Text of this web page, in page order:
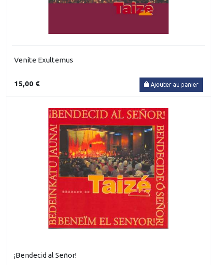
Venite Exultemus
15,00 € Ajouter au panier
¡Bendecid al Señor!